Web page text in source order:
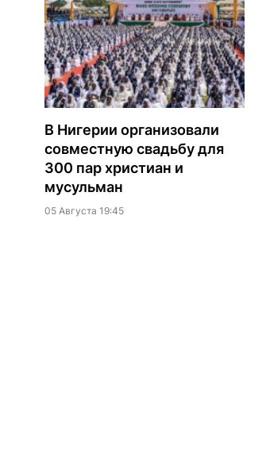
В Нигерии организовали
совместную свадьбу для
300 пар христиан и
мусульман
05 Августа 19:45